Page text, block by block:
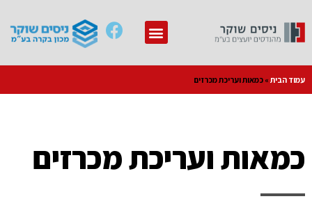
עמוד הבית » כמאות ועריכת מכרזים
כמאות ועריכת מכרזים